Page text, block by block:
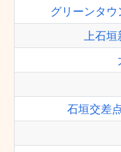
グリーンタウ
上石垣
石垣交差